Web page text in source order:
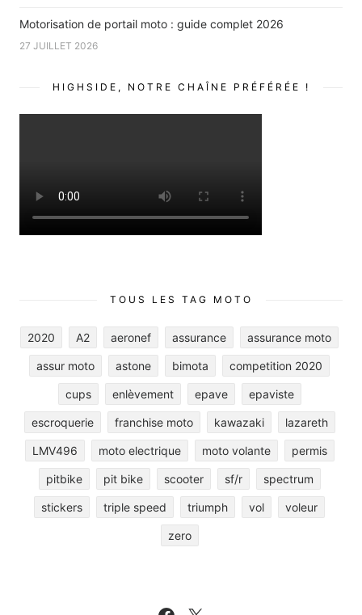
Motorisation de portail moto : guide complet 2026
27 JUILLET 2026
HIGHSIDE, NOTRE CHAÎNE PRÉFÉRÉE !
TOUS LES TAG MOTO
2020 A2 aeronef assurance assurance moto
assur moto astone bimota competition 2020
cups enlèvement epave epaviste
escroquerie franchise moto kawazaki lazareth
LMV496 moto electrique moto volante permis
pitbike pit bike scooter sf/r spectrum
stickers triple speed triumph vol voleur
zero